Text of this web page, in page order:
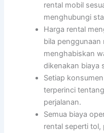
rental mobil
menghubungi
Harga rental
bila
menghabiskan
dikenakan biaya
Setiap
terperinci
perjalanan.
Semua biaya
rental seperti tol,